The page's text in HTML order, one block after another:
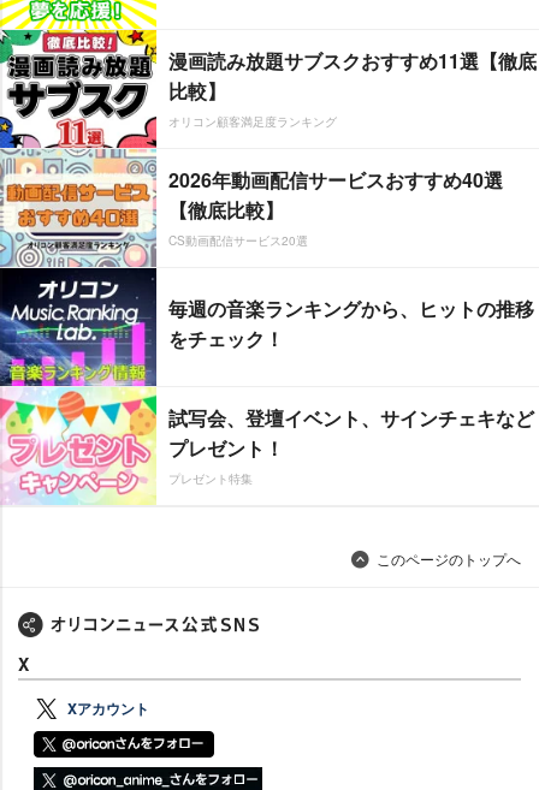
漫画読み放題サブスクおすすめ11選【徹底
比較】
オリコン顧客満足度ランキング
2026年動画配信サービスおすすめ40選
【徹底比較】
CS動画配信サービス20選
毎週の音楽ランキングから、ヒットの推移
をチェック！
試写会、登壇イベント、サインチェキなど
プレゼント！
プレゼント特集
このページのトップへ
X
Xアカウント